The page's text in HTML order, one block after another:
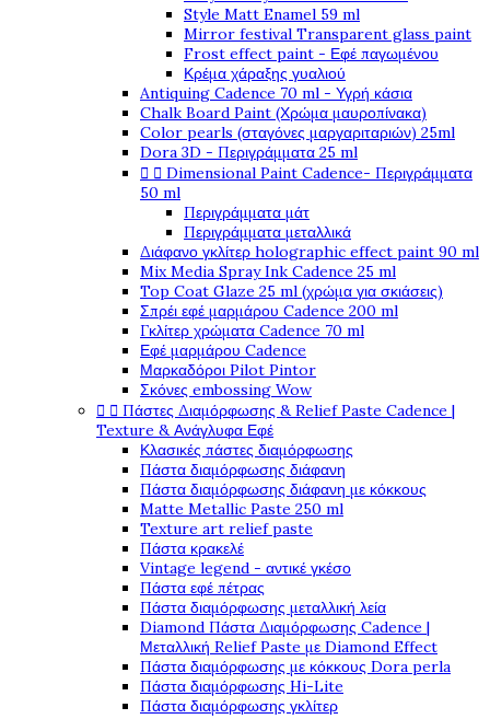
Style Matt Enamel 59 ml
Mirror festival Transparent glass paint
Frost effect paint - Εφέ παγωμένου
Κρέμα χάραξης γυαλιού
Antiquing Cadence 70 ml - Υγρή κάσια
Chalk Board Paint (Χρώμα μαυροπίνακα)
Color pearls (σταγόνες μαργαριταριών) 25ml
Dora 3D - Περιγράμματα 25 ml
  Dimensional Paint Cadence- Περιγράμματα
50 ml
Περιγράμματα μάτ
Περιγράμματα μεταλλικά
Διάφανο γκλίτερ holographic effect paint 90 ml
Mix Media Spray Ink Cadence 25 ml
Top Coat Glaze 25 ml (χρώμα για σκιάσεις)
Σπρέι εφέ μαρμάρου Cadence 200 ml
Γκλίτερ χρώματα Cadence 70 ml
Εφέ μαρμάρου Cadence
Μαρκαδόροι Pilot Pintor
Σκόνες embossing Wow
  Πάστες Διαμόρφωσης & Relief Paste Cadence |
Texture & Ανάγλυφα Εφέ
Κλασικές πάστες διαμόρφωσης
Πάστα διαμόρφωσης διάφανη
Πάστα διαμόρφωσης διάφανη με κόκκους
Matte Metallic Paste 250 ml
Texture art relief paste
Πάστα κρακελέ
Vintage legend - αντικέ γκέσο
Πάστα εφέ πέτρας
Πάστα διαμόρφωσης μεταλλική λεία
Diamond Πάστα Διαμόρφωσης Cadence |
Μεταλλική Relief Paste με Diamond Effect
Πάστα διαμόρφωσης με κόκκους Dora perla
Πάστα διαμόρφωσης Hi-Lite
Πάστα διαμόρφωσης γκλίτερ